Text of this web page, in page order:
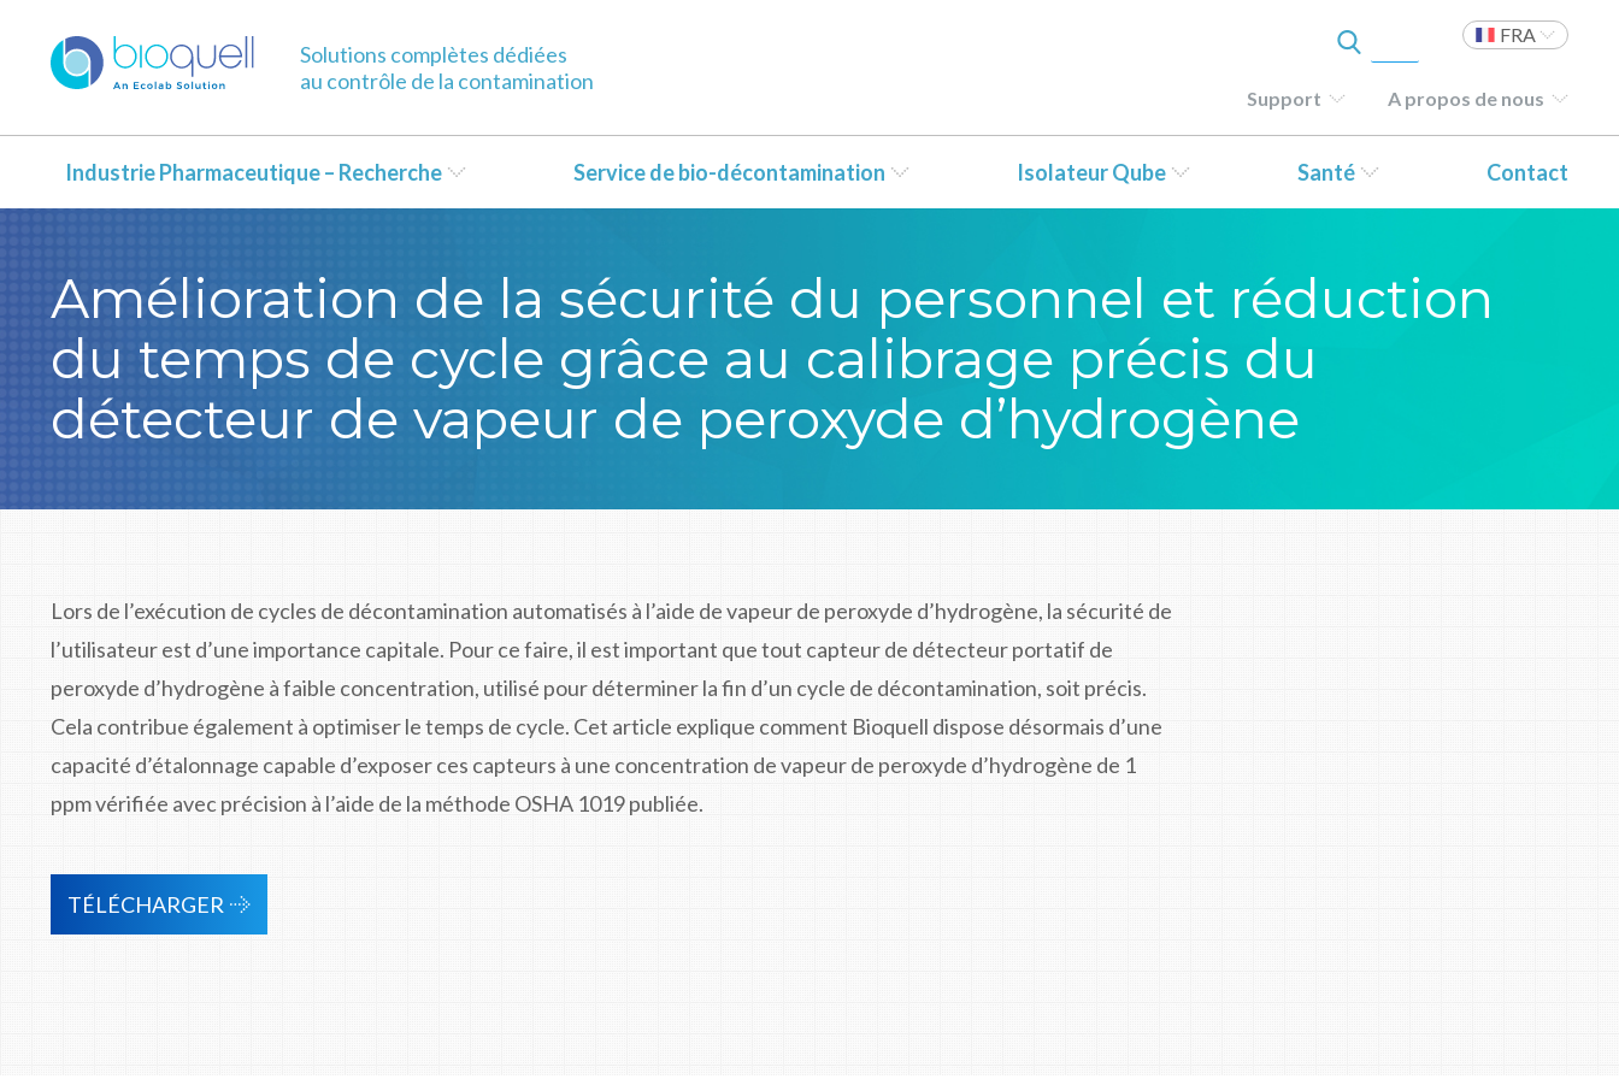
Solutions complètes dédiées
au contrôle de la contamination
FRA
Support A propos de nous
Industrie Pharmaceutique – Recherche Service de bio-décontamination Isolateur Qube Santé Contact
Amélioration de la sécurité du personnel et réduction
du temps de cycle grâce au calibrage précis du
détecteur de vapeur de peroxyde d’hydrogène
Lors de l’exécution de cycles de décontamination automatisés à l’aide de vapeur de peroxyde d’hydrogène, la sécurité de
l’utilisateur est d’une importance capitale. Pour ce faire, il est important que tout capteur de détecteur portatif de
peroxyde d’hydrogène à faible concentration, utilisé pour déterminer la fin d’un cycle de décontamination, soit précis.
Cela contribue également à optimiser le temps de cycle. Cet article explique comment Bioquell dispose désormais d’une
capacité d’étalonnage capable d’exposer ces capteurs à une concentration de vapeur de peroxyde d’hydrogène de 1
ppm vérifiée avec précision à l’aide de la méthode OSHA 1019 publiée.
TÉLÉCHARGER